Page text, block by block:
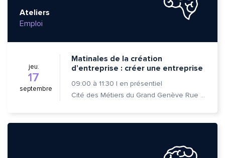
Ateliers
Emploi
jeu.
17
septembre
Matinales de la création
d’entreprise : créer une entreprise
09:00 à 11:30 | en présentiel
Cité des Métiers du Grand Genève Rue Prévost-Martin 6 1205 Genève